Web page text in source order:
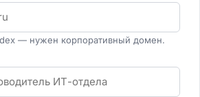
— нужен корпоративный домен.